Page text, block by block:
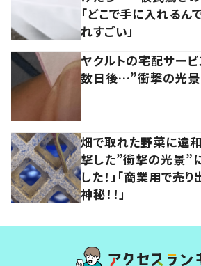
「どこで手に入れるん
れすごい」
ヤクルトの宅配サービ
数日後…”衝撃の光景”
畑で取れた野菜に違
撃した”衝撃の光景”
した！」「商業用で売
神秘！！」